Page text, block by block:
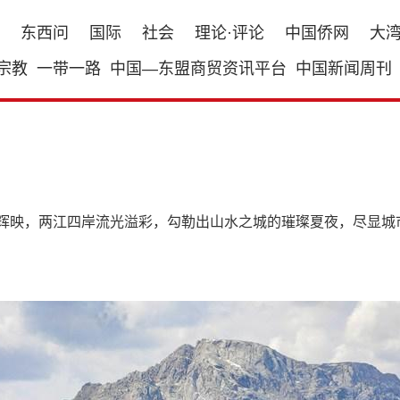
东西问 国际 社会 理论·评论 中国侨网
大
教 一带一路 中国—东盟商贸资讯平台 中国新闻周刊
，两江四岸流光溢彩，勾勒出山水之城的璀璨夏夜，尽显